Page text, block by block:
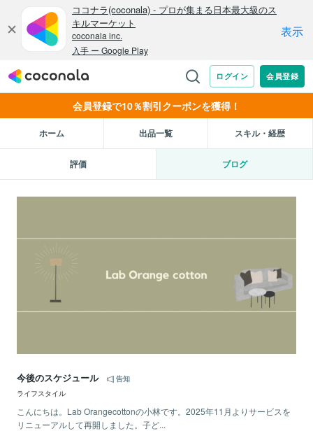
会員登録で10％割引クーポンを獲得！
ホーム 出品一覧 スキル・経歴
評価 ブログ
今後のスケジュール
告知
ライフスタイル
こんにちは。Lab Orangecottonの小林です。2025年11月よりサービスを
リニューアルして再開しました。子ど...